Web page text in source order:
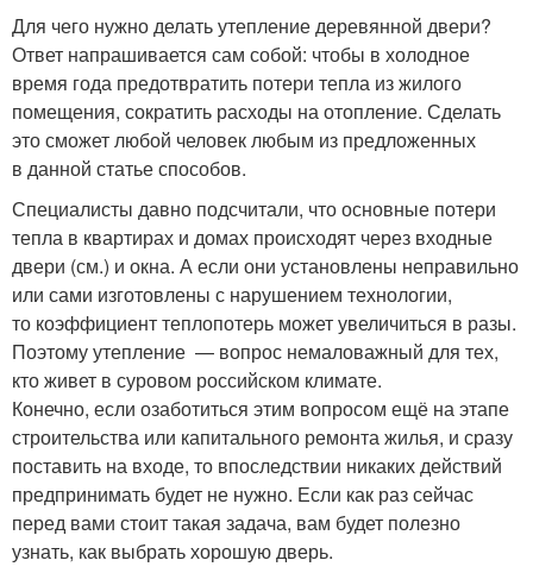
Для чего нужно делать утепление деревянной двери?
Ответ напрашивается сам собой: чтобы в холодное
время года предотвратить потери тепла из жилого
помещения, сократить расходы на отопление. Сделать
это сможет любой человек любым из предложенных
в данной статье способов.
Специалисты давно подсчитали, что основные потери
тепла в квартирах и домах происходят через входные
двери (см.) и окна. А если они установлены неправильно
или сами изготовлены с нарушением технологии,
то коэффициент теплопотерь может увеличиться в разы.
Поэтому утепление — вопрос немаловажный для тех,
кто живет в суровом российском климате.
Конечно, если озаботиться этим вопросом ещё на этапе
строительства или капитального ремонта жилья, и сразу
поставить на входе, то впоследствии никаких действий
предпринимать будет не нужно. Если как раз сейчас
перед вами стоит такая задача, вам будет полезно
узнать, как выбрать хорошую дверь.